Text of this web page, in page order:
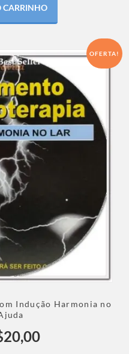
CARRINHO
OFERTA!
Indução Harmonia no
20,00